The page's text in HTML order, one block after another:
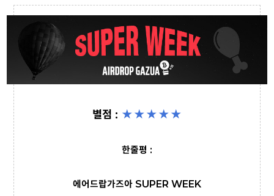
별점 : ★★★★★
한줄평 :
에어드랍가즈아 SUPER WEEK